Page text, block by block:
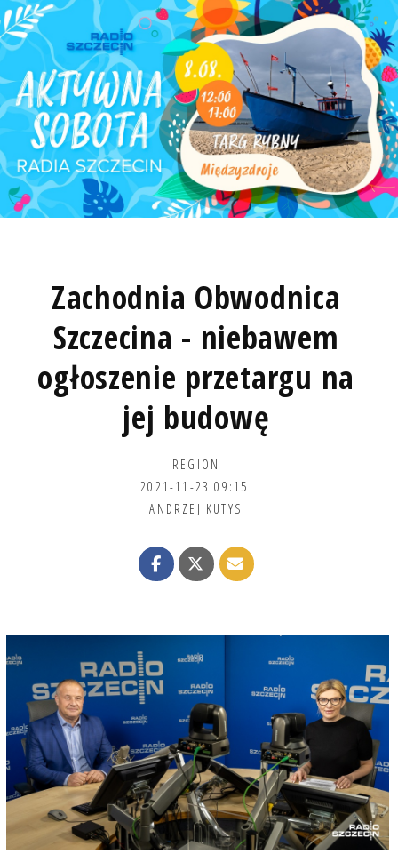
Zachodnia Obwodnica
Szczecina - niebawem
ogłoszenie przetargu na
jej budowę
REGION
2021-11-23 09:15
ANDRZEJ KUTYS